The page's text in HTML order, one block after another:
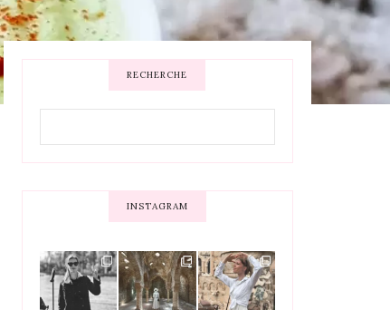
RECHERCHE
INSTAGRAM